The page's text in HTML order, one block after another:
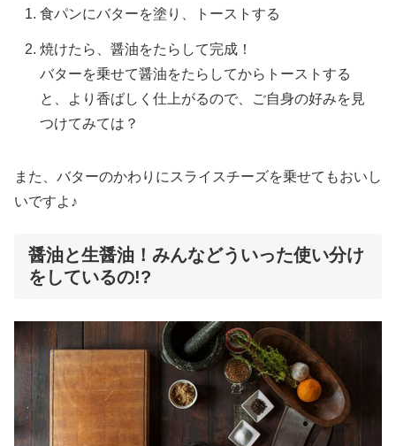
食パンにバターを塗り、トーストする
焼けたら、醤油をたらして完成！
バターを乗せて醤油をたらしてからトーストする
と、より香ばしく仕上がるので、ご自身の好みを見
つけてみては？
また、バターのかわりにスライスチーズを乗せてもおいし
いですよ♪
醤油と生醤油！みんなどういった使い分け
をしているの!?